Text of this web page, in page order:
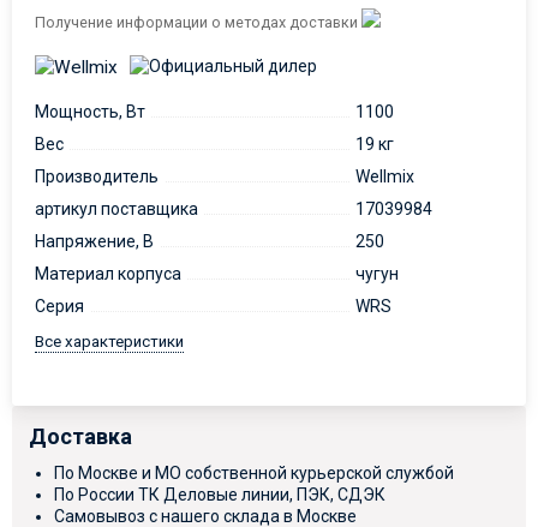
Получение информации о методах доставки
Мощность, Вт
1100
Вес
19 кг
Производитель
Wellmix
артикул поставщика
17039984
Напряжение, В
250
Материал корпуса
чугун
Серия
WRS
Все характеристики
Доставка
По Москве и МО собственной курьерской службой
По России ТК Деловые линии, ПЭК, СДЭК
Самовывоз с нашего склада в Москве